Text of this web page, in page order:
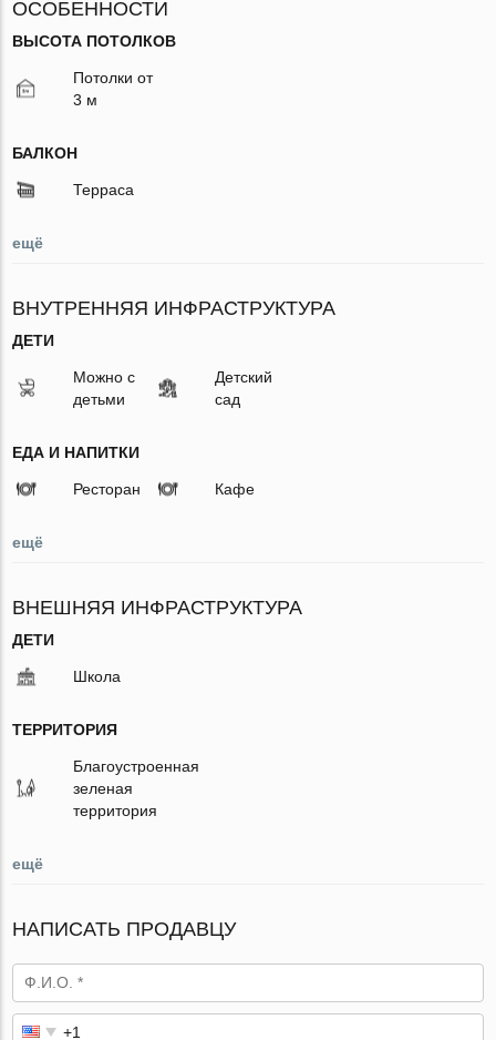
ОСОБЕННОСТИ
ВЫСОТА ПОТОЛКОВ
Потолки от
3 м
БАЛКОН
Терраса
ещё
ВНУТРЕННЯЯ ИНФРАСТРУКТУРА
ДЕТИ
Можно с
детьми
Детский
сад
ЕДА И НАПИТКИ
Ресторан Кафе
ещё
ВНЕШНЯЯ ИНФРАСТРУКТУРА
ДЕТИ
Школа
ТЕРРИТОРИЯ
Благоустроенная
зеленая
территория
ещё
НАПИСАТЬ ПРОДАВЦУ